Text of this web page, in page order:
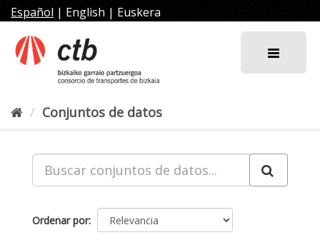
al
contenido
Español | English | Euskera
Conjuntos de datos
Ordenar por